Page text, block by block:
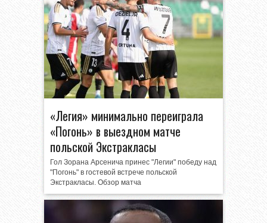
«Легия» минимально переиграла
«Погонь» в выездном матче
польской Экстракласы
Гол Зорана Арсенича принес "Легии" победу над
"Погонь" в гостевой встрече польской
Экстракласы. Обзор матча